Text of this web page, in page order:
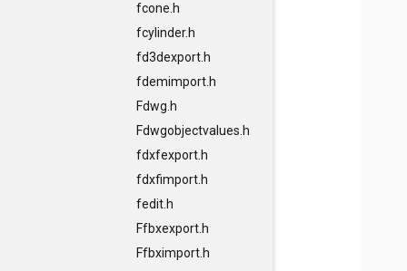
fcone.h
fcylinder.h
fd3dexport.h
fdemimport.h
Fdwg.h
Fdwgobjectvalues.h
fdxfexport.h
fdxfimport.h
fedit.h
Ffbxexport.h
Ffbximport.h